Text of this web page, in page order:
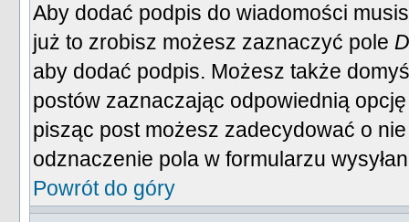
Aby dodać podpis do wiadomości
już to zrobisz możesz zaznaczyć pole
aby dodać podpis. Możesz także
postów zaznaczając odpowiednią
pisząc post możesz zadecydować o
odznaczenie pola w formularzu
Powrót do góry